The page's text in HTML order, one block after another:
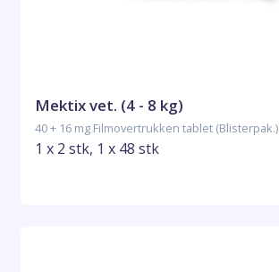
Mektix vet. (4 - 8 kg)
40 + 16 mg Filmovertrukken tablet (Blisterpak.)
1 x 2 stk, 1 x 48 stk